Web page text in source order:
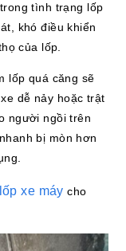
tình trạng lốp
khó điều khiển
của lốp.
lốp quá căng sẽ
dễ nảy hoặc trật
người ngồi trên
bị mòn hơn
xe máy cho